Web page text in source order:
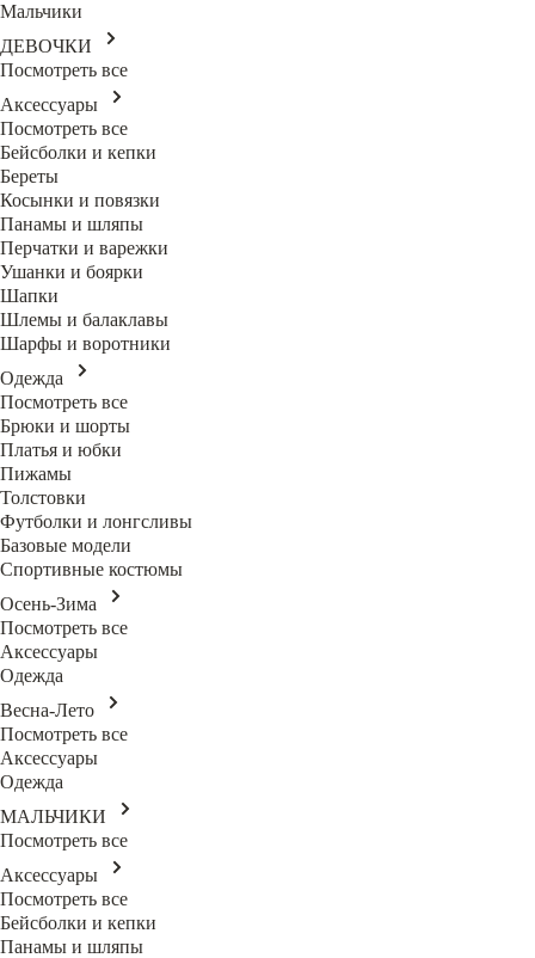
Мальчики
ДЕВОЧКИ
Посмотреть все
Аксессуары
Посмотреть все
Бейсболки и кепки
Береты
Косынки и повязки
Панамы и шляпы
Перчатки и варежки
Ушанки и боярки
Шапки
Шлемы и балаклавы
Шарфы и воротники
Одежда
Посмотреть все
Брюки и шорты
Платья и юбки
Пижамы
Толстовки
Футболки и лонгсливы
Базовые модели
Спортивные костюмы
Осень-Зима
Посмотреть все
Аксессуары
Одежда
Весна-Лето
Посмотреть все
Аксессуары
Одежда
МАЛЬЧИКИ
Посмотреть все
Аксессуары
Посмотреть все
Бейсболки и кепки
Панамы и шляпы